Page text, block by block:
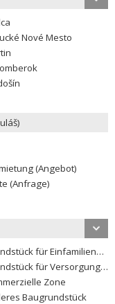
Nové Mesto
(Angebot)
(Anfrage)
für Einfamilienhäuser
für Versorgungseinrichtungen
Zone
Baugrundstück